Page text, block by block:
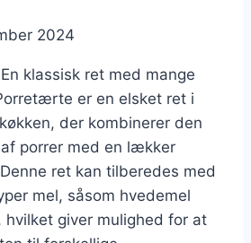
2024
klassisk ret med mange
er en elsket ret i
der kombinerer den
porrer med en lækker
ret kan tilberedes med
mel, såsom hvedemel
hvilket giver mulighed for at